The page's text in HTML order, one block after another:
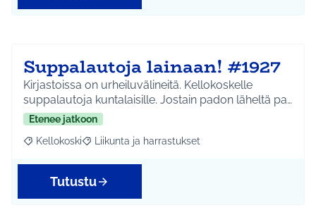
Suppalautoja lainaan! #1927
Kirjastoissa on urheiluvälineitä. Kellokoskelle
suppalautoja kuntalaisille. Jostain padon läheltä pa…
Etenee jatkoon
Rajaa tulokset aihepiirin mukaan: Kellokoski
Kellokoski Rajaa tulokset teeman mukaan: Liikunta ja
Liikunta ja harrastukset
Tutustu